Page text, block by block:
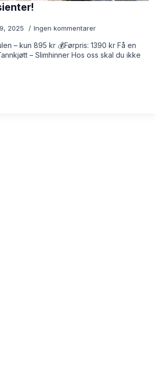
2025 Ingen kommentarer
– kun 895 kr 💰Førpris: 1390 kr Få en
– Slimhinner Hos oss skal du ikke